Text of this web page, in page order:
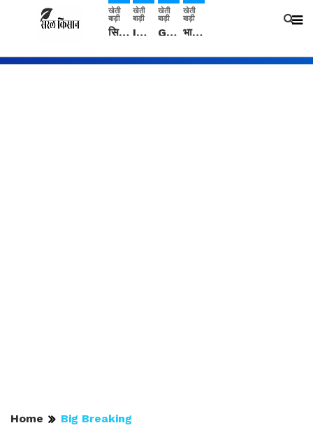
खेती
बाड़ी
सिरसा: कृषि विज्ञान केंद्र की बैठक में फसल बीमा विधि कारण व कृषि उद्यमिता बढ़ावा देने पर चर्चा
खेती
बाड़ी
IMD: राजस्थान में प्री-मानसून की सामान्य से 74% अधिक बारिश, दस्तक में देरी और मानसून कमजोर रहेगा
खेती
बाड़ी
Guar Ka Rate: ग्वार के भाव में हल्की बढ़ोतरी, बढ़ सकता है बुवाई का रकबा
खेती
बाड़ी
भारत में 29 मई से शुरु होगी प्री-मानसून बारिश, ECMWF विदेशी मौसम एजेंसी का पूर्वानुमान
Home Big Breaking